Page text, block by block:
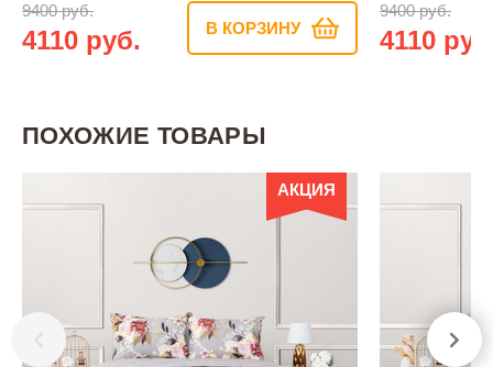
9400 руб.
4110 руб. В КОРЗИНУ
9400 руб.
4110
ПОХОЖИЕ ТОВАРЫ
АКЦИЯ